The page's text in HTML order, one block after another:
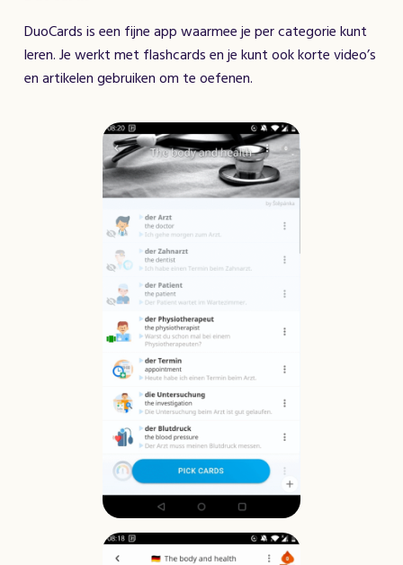
DuoCards is een fijne app waarmee je per categorie kunt
leren. Je werkt met flashcards en je kunt ook korte video’s
en artikelen gebruiken om te oefenen.